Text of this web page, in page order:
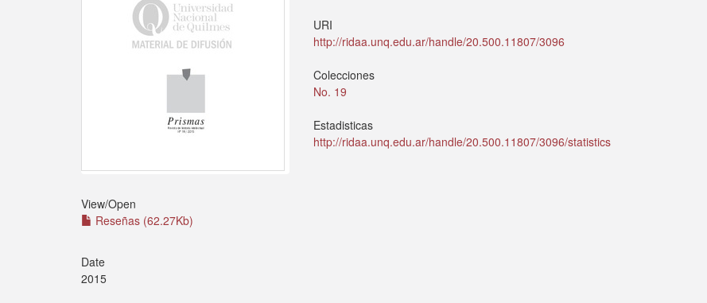
View/Open
Reseñas (62.27Kb)
Date
2015
URI
http://ridaa.unq.edu.ar/handle/20.500.11807/3096
Colecciones
No. 19
Estadisticas
http://ridaa.unq.edu.ar/handle/20.500.11807/3096/statistics